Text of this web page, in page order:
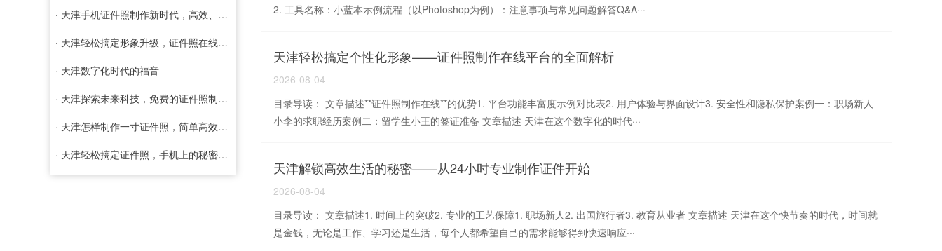
· 天津手机证件照制作新时代，高效、便捷与个性化
· 天津轻松搞定形象升级，证件照在线制作免费服务全面解析
· 天津数字化时代的福音
· 天津探索未来科技，免费的证件照制作软件如何改变我们的生活
· 天津怎样制作一寸证件照，简单高效的方法与技巧
· 天津轻松搞定证件照，手机上的秘密武器——证件照手机制作软件
2. 工具名称：小蓝本示例流程（以Photoshop为例）：注意事项与常见问题解答Q&A···
天津轻松搞定个性化形象——证件照制作在线平台的全面解析
2026-08-04
目录导读： 文章描述**证件照制作在线**的优势1. 平台功能丰富度示例对比表2. 用户体验与界面设计3. 安全性和隐私保护案例一：职场新人
小李的求职经历案例二：留学生小王的签证准备 文章描述 天津在这个数字化的时代···
天津解锁高效生活的秘密——从24小时专业制作证件开始
2026-08-04
目录导读： 文章描述1. 时间上的突破2. 专业的工艺保障1. 职场新人2. 出国旅行者3. 教育从业者 文章描述 天津在这个快节奏的时代，时间就
是金钱，无论是工作、学习还是生活，每个人都希望自己的需求能够得到快速响应···